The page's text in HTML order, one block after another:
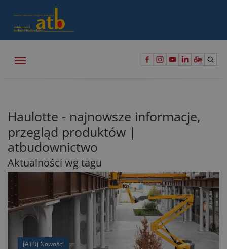
Haulotte - najnowsze informacje,
przegląd produktów |
atbudownictwo
Aktualności wg tagu
[ATB] Nowości